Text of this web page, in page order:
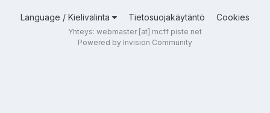
Language / Kielivalinta Tietosuojakäytäntö Cookies
Yhteys: webmaster [at] mcff piste net
Powered by Invision Community